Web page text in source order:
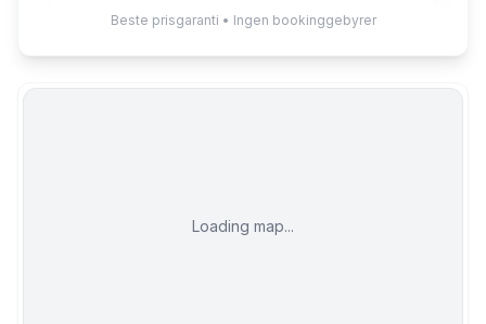
Beste prisgaranti • Ingen bookinggebyrer
Loading map...